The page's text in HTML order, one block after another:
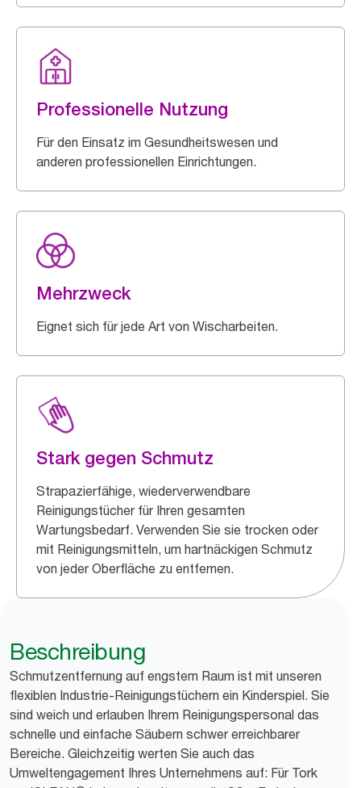
Professionelle Nutzung
Für den Einsatz im Gesundheitswesen und
anderen professionellen Einrichtungen.
Mehrzweck
Eignet sich für jede Art von Wischarbeiten.
Stark gegen Schmutz
Strapazierfähige, wiederverwendbare
Reinigungstücher für Ihren gesamten
Wartungsbedarf. Verwenden Sie sie trocken oder
mit Reinigungsmitteln, um hartnäckigen Schmutz
von jeder Oberfläche zu entfernen.
Beschreibung
Schmutzentfernung auf engstem Raum ist mit unseren
flexiblen Industrie-Reinigungstüchern ein Kinderspiel. Sie
sind weich und erlauben Ihrem Reinigungspersonal das
schnelle und einfache Säubern schwer erreichbarer
Bereiche. Gleichzeitig werten Sie auch das
Umweltengagement Ihres Unternehmens auf: Für Tork